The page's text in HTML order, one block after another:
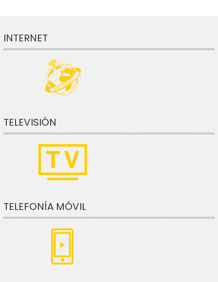
INTERNET
TELEVISIÓN
TELEFONÍA MÓVIL